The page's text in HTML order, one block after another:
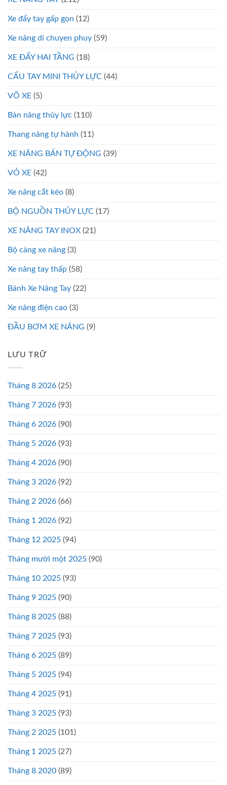
Xe đẩy tay gấp gọn (12)
Xe nâng di chuyen phuy (59)
XE ĐẨY HAI TẦNG (18)
CẨU TAY MINI THỦY LỰC (44)
VÕ XE (5)
Bàn nâng thủy lực (110)
Thang nâng tự hành (11)
XE NÂNG BÁN TỰ ĐỘNG (39)
VỎ XE (42)
Xe nâng cắt kéo (8)
BỘ NGUỒN THỦY LỰC (17)
XE NÂNG TAY INOX (21)
Bộ càng xe nâng (3)
Xe nâng tay thấp (58)
Bánh Xe Nâng Tay (22)
Xe nâng điện cao (3)
ĐẦU BƠM XE NÂNG (9)
LƯU TRỮ
Tháng 8 2026 (25)
Tháng 7 2026 (93)
Tháng 6 2026 (90)
Tháng 5 2026 (93)
Tháng 4 2026 (90)
Tháng 3 2026 (92)
Tháng 2 2026 (66)
Tháng 1 2026 (92)
Tháng 12 2025 (94)
Tháng mười một 2025 (90)
Tháng 10 2025 (93)
Tháng 9 2025 (90)
Tháng 8 2025 (88)
Tháng 7 2025 (93)
Tháng 6 2025 (89)
Tháng 5 2025 (94)
Tháng 4 2025 (91)
Tháng 3 2025 (93)
Tháng 2 2025 (101)
Tháng 1 2025 (27)
Tháng 8 2020 (89)